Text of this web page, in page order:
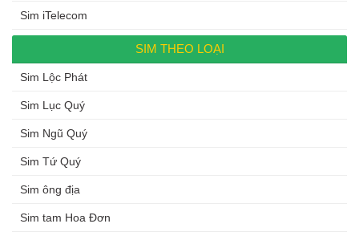
Sim iTelecom
SIM THEO LOẠI
Sim Lộc Phát
Sim Lục Quý
Sim Ngũ Quý
Sim Tứ Quý
Sim ông địa
Sim tam Hoa Đơn